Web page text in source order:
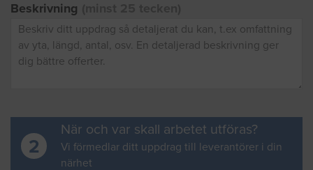
Beskrivning
2
När och var skall arbetet utföras?
Vi förmedlar ditt uppdrag till leverantörer i din
närhet